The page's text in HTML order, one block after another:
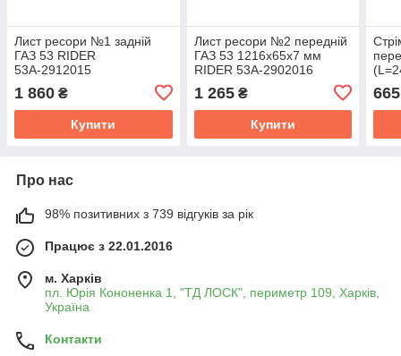
Лист ресори №1 задній
ГАЗ 53 RIDER
53А-2912015
1 860 ₴
Купити
Лист ресори №2 передній
ГАЗ 53 1216х65х7 мм
RIDER 53А-2902016
1 265₴
Купити
88)
665
Про нас
98% позитивних з 739 відгуків за рік
Працює з 22.01.2016
м. Харків
пл. Юрія Кононенка 1, "ТД ЛОСК", периметр 109, Харків,
Україна
Контакти